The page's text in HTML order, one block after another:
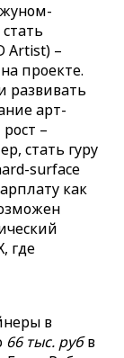
Artist) –
проекте.
развивать
арт-
–
стать гуру
surface
как
где
в
66 тыс. рубв